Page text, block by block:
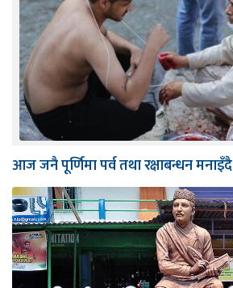
आज जनै पूर्णिमा पर्व तथा रक्षाबन्धन मनाइँदै